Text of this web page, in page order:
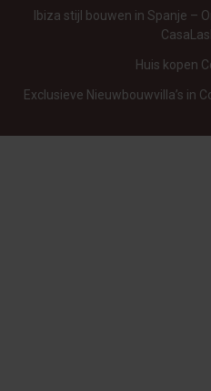
Ibiza stijl bouwen in Spanje –
Huis kopen
Exclusieve Nieuwbouwvilla’s in